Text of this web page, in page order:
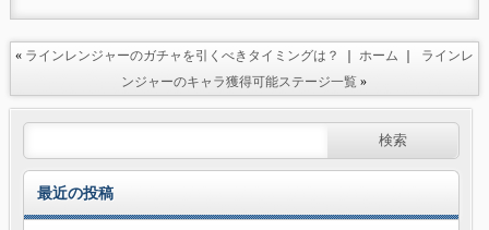
« ラインレンジャーのガチャを引くべきタイミングは？ ｜ ホーム ｜ ラインレ
ンジャーのキャラ獲得可能ステージ一覧 »
最近の投稿